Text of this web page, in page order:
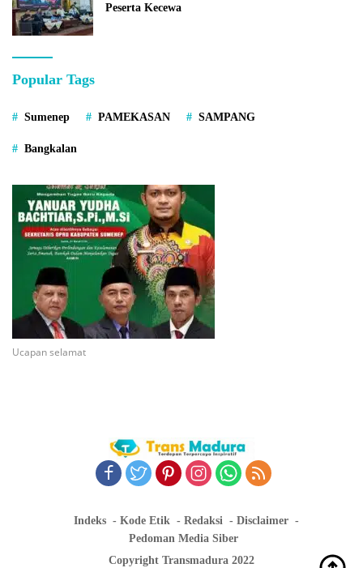
Peserta Kecewa
Popular Tags
Sumenep PAMEKASAN SAMPANG
Bangkalan
Ucapan selamat
Indeks Kode Etik Redaksi
Disclaimer
Pedoman Media Siber
Copyright Transmadura 2022